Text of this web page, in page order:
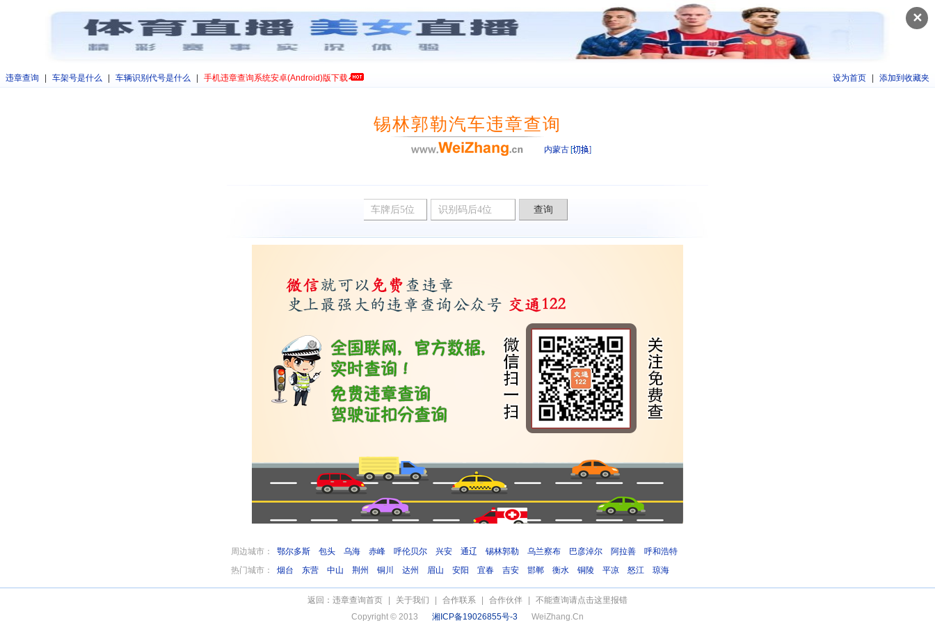
✕
设为首页 添加到收藏夹
违章查询 车架号是什么 车辆识别代号是什么 手机违章查询系统安卓(Android)版下载
锡林郭勒汽车违章查询
违章查询网
内蒙古
周边城市： 鄂尔多斯 包头 乌海 赤峰 呼伦贝尔 兴安 通辽 锡林郭勒 乌兰察布 巴彦淖尔 阿拉善
呼和浩特
热门城市：
烟台 东营 中山 荆州 铜川 达州 眉山 安阳 宜春 吉安 邯郸 衡水 铜陵 平凉 怒江 琼海
返回：违章查询首页 关于我们 合作联系 合作伙伴
不能查询请点击这里报错
Copyright © 2013
湘ICP备19026855号-3 WeiZhang.Cn